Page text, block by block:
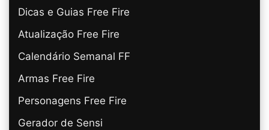
Dicas e Guias Free Fire
Atualização Free Fire
Calendário Semanal FF
Armas Free Fire
Personagens Free Fire
Gerador de Sensi